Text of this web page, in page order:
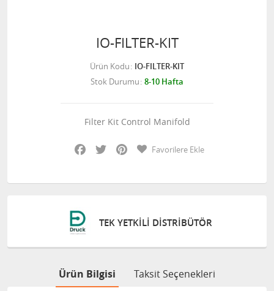
IO-FILTER-KIT
Ürün Kodu IO-FILTER-KIT
Stok Durumu 8-10 Hafta
Filter Kit Control Manifold
Facebook
Twitter PinterestFavorilere Ekle
TEK YETKILI DISTRIBÜTÖR
Ürün Bilgisi Taksit Seçenekleri